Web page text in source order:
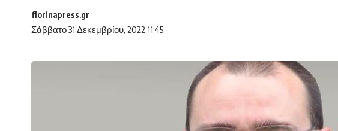
Σάββατο 31 Δεκεμβρίου, 2022 11:45
florinapress.gr